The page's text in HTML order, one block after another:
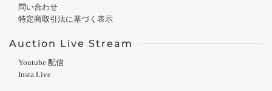
問い合わせ
特定商取引法に基づく表示
Auction Live Stream
Youtube 配信
Insta Live